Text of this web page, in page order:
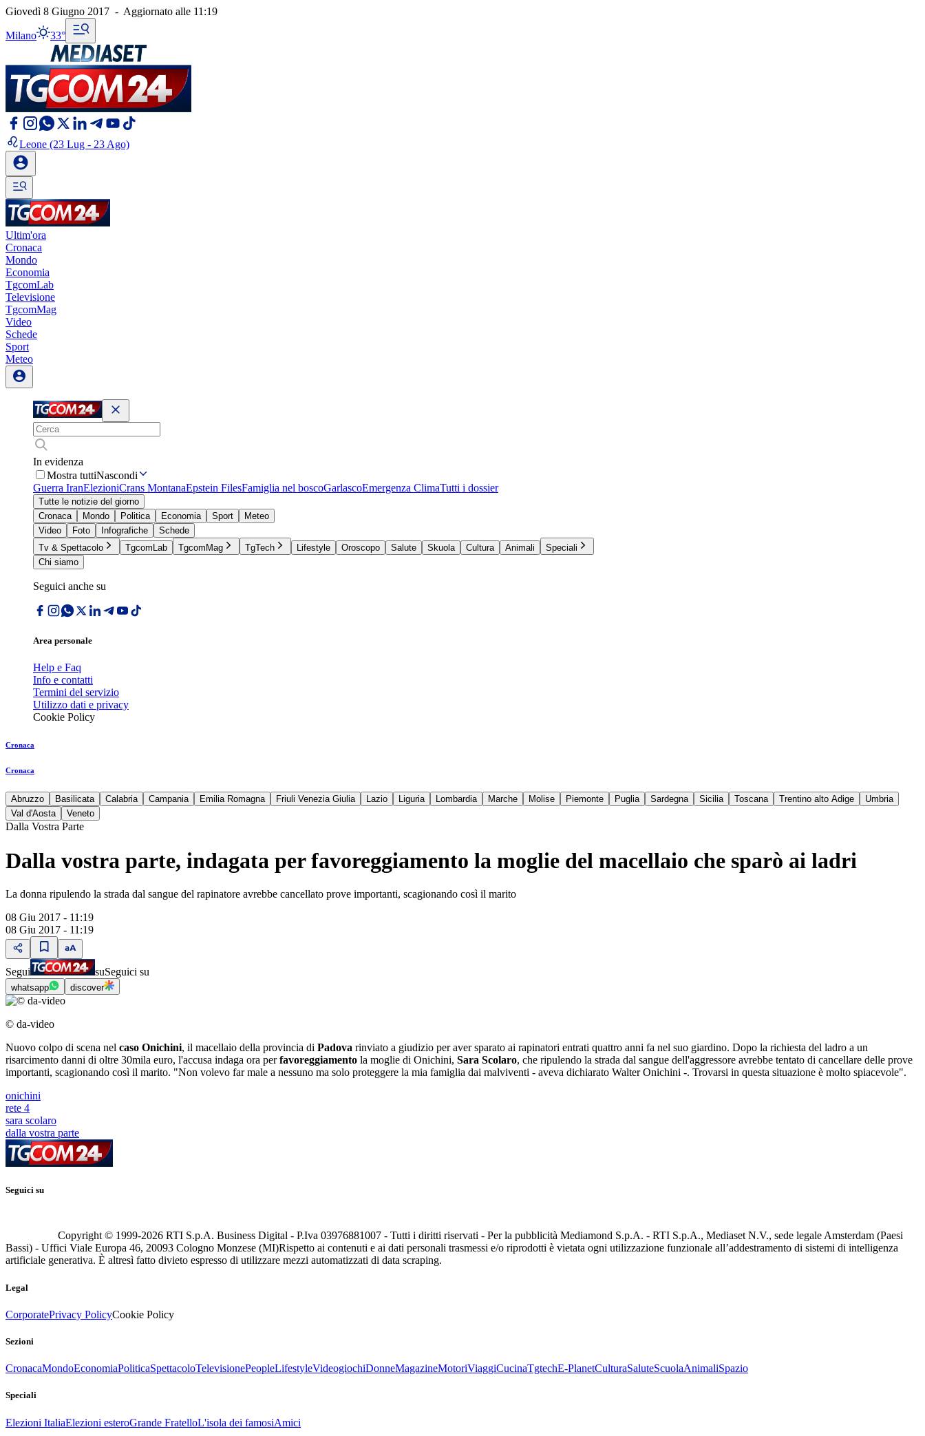
Giovedì 8 Giugno 2017 - Aggiornato alle 11:19
Milano 33°
Leone (23 Lug - 23 Ago)
Ultim'ora
Cronaca
Mondo
Economia
TgcomLab
Televisione
TgcomMag
Video
Schede
Sport
Meteo
In evidenza
Mostra tuttiNascondi
Guerra IranElezioniCrans MontanaEpstein FilesFamiglia nel boscoGarlascoEmergenza ClimaTutti i dossier
Tutte le notizie del giorno
Cronaca
Mondo Politica Economia Sport
Meteo
Video
Foto Infografiche
Schede
Tv & Spettacolo
TgcomLab TgcomMag TgTech Lifestyle Oroscopo Salute Skuola Cultura Animali
Speciali
Chi siamo
Seguici anche su
Area personale
Help e Faq
Info e contatti
Termini del servizio
Utilizzo dati e privacy
Cookie Policy
Cronaca
Cronaca
Abruzzo Basilicata Calabria Campania Emilia Romagna Friuli Venezia Giulia Lazio Liguria Lombardia Marche Molise Piemonte Puglia Sardegna Sicilia Toscana Trentino alto Adige
Umbria
Val d'Aosta
Veneto
Dalla Vostra Parte
Dalla vostra parte, indagata per favoreggiamento la moglie del macellaio che sparò ai ladri
La donna ripulendo la strada dal sangue del rapinatore avrebbe cancellato prove importanti, scagionando così il marito
08 Giu 2017 - 11:19
08 Giu 2017 - 11:19
Segui suSeguici su
whatsapp discover
© da-video
Nuovo colpo di scena nel caso Onichini, il macellaio della provincia di Padova rinviato a giudizio per aver sparato ai rapinatori entrati quattro anni fa nel suo giardino. Dopo la richiesta del ladro a un
risarcimento danni di oltre 30mila euro, l'accusa indaga ora perfavoreggiamento la moglie di Onichini, Sara Scolaro, che ripulendo la strada dal sangue dell'aggressore avrebbe tentato di cancellare delle prove
importanti, scagionando così il marito. "Non volevo far male a nessuno ma solo proteggere la mia famiglia dai malviventi - aveva dichiarato Walter Onichini -. Trovarsi in questa situazione è molto spiacevole".
onichini
rete 4
sara scolaro
dalla vostra parte
Seguici su
Copyright © 1999-2026 RTI S.p.A. Business Digital - P.Iva 03976881007 - Tutti i diritti riservati - Per la pubblicità Mediamond S.p.A. - RTI S.p.A., Mediaset N.V., sede legale Amsterdam (Paesi
Bassi) - Uffici Viale Europa 46, 20093 Cologno Monzese (MI)Rispetto ai contenuti e ai dati personali trasmessi e/o riprodotti è vietata ogni utilizzazione funzionale all’addestramento di sistemi di intelligenza
artificiale generativa. È altresì fatto divieto espresso di utilizzare mezzi automatizzati di data scraping.
Legal
CorporatePrivacy PolicyCookie Policy
Sezioni
CronacaMondoEconomiaPoliticaSpettacoloTelevisionePeopleLifestyleVideogiochiDonneMagazineMotoriViaggiCucinaTgtechE-PlanetCulturaSaluteScuolaAnimaliSpazio
Speciali
Elezioni ItaliaElezioni esteroGrande FratelloL'isola dei famosiAmici